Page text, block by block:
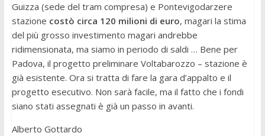
Guizza (sede del tram compresa) e Pontevigodarzere
stazione costò circa 120 milioni di euro, magari la stima
del più grosso investimento magari andrebbe
ridimensionata, ma siamo in periodo di saldi … Bene per
Padova, il progetto preliminare Voltabarozzo – stazione è
già esistente. Ora si tratta di fare la gara d’appalto e il
progetto esecutivo. Non sarà facile, ma il fatto che i fondi
siano stati assegnati è già un passo in avanti.
Alberto Gottardo